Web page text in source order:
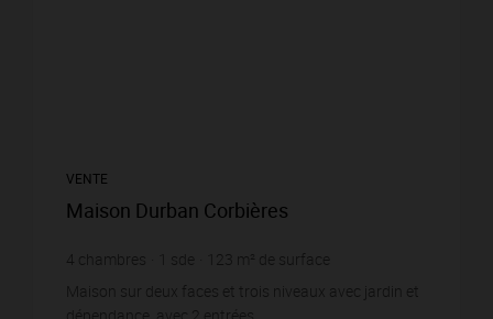
VENTE
Maison Durban Corbières
4 chambres sde 123 m² de surface
m² de terrain
Maison sur deux faces et trois niveaux avec jardin et
dépendance, avec 2 entrées